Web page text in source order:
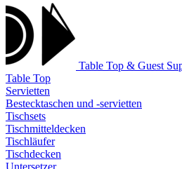
Table Top & Guest
Table Top
Servietten
Bestecktaschen und -servietten
Tischsets
Tischmitteldecken
Tischläufer
Tischdecken